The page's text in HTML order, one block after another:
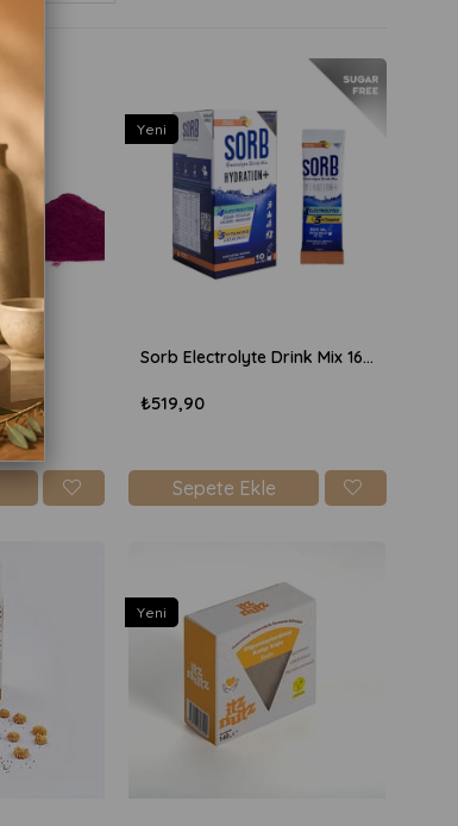
Sorb Electrolyte Drink Mix 16gr x 10 Adet Şekersiz - Şeftali
₺519,90
Sepete Ekle
Yeni
Yeni